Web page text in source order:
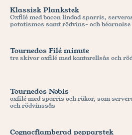
Klassisk Plankstek
Oxfilé med bacon lindad sparris,
potatismos samt rödvins- och béarnaise
Tournedos Filé minute
tre skivor oxfilé med kantarellsås och
Tournedos Nobis
oxfilé med sparris och räkor, som
och rödvinssås
Cognacflamberad pepparstek